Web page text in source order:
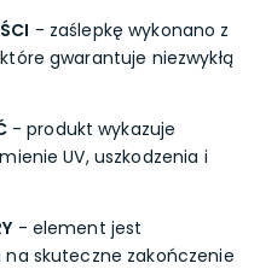
- zaślepkę wykonano z
gwarantuje niezwykłą
- produkt wykazuje
UV, uszkodzenia i
- element jest
skuteczne zakończenie